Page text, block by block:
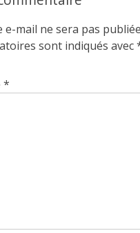
e-mail ne sera pas
sont indiqués avec
*